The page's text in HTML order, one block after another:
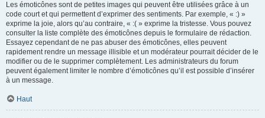
Les émoticônes sont de petites images qui peuvent être utilisées grâce à un
code court et qui permettent d’exprimer des sentiments. Par exemple, « :) »
exprime la joie, alors qu’au contraire, « :( » exprime la tristesse. Vous pouvez
consulter la liste complète des émoticônes depuis le formulaire de rédaction.
Essayez cependant de ne pas abuser des émoticônes, elles peuvent
rapidement rendre un message illisible et un modérateur pourrait décider de le
modifier ou de le supprimer complètement. Les administrateurs du forum
peuvent également limiter le nombre d’émoticônes qu’il est possible d’insérer
à un message.
Haut